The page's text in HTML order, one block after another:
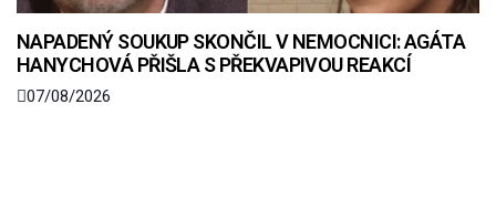
NAPADENÝ SOUKUP SKONČIL V NEMOCNICI: AGÁTA
HANYCHOVÁ PŘIŠLA S PŘEKVAPIVOU REAKCÍ
07/08/2026